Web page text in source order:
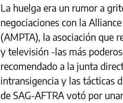
La huelga era un rumor a
negociaciones con la
(AMPTA), la asociación que
y televisión -las más
recomendado a la junta
intransigencia y las tácticas
de SAG-AFTRA votó por